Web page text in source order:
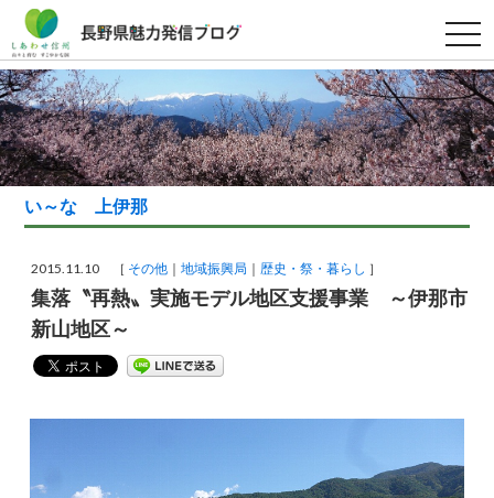
t
o
g
g
l
e
n
a
v
i
t
い～な 上伊那
2015.11.10 ［ その他 地域振興局 歴史・祭・暮らし ］
集落〝再熱〟実施モデル地区支援事業 ～伊那市
新山地区～